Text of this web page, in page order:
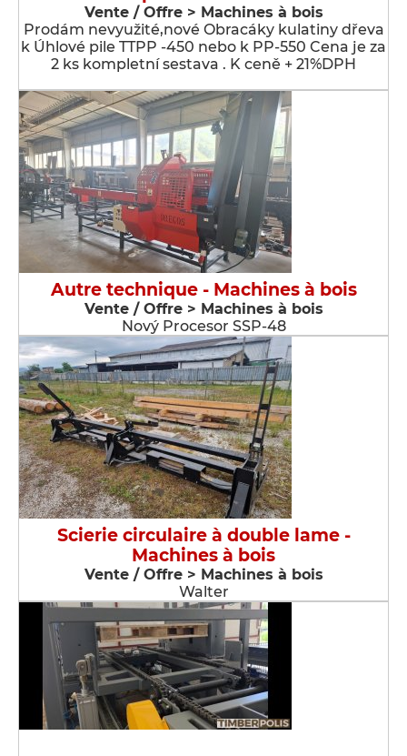
Vente / Offre > Machines à bois
Prodám nevyužité,nové Obracáky kulatiny dřeva
k Úhlové pile TTPP -450 nebo k PP-550 Cena je za
2 ks kompletní sestava . K ceně + 21%DPH
Autre technique - Machines à bois
Vente / Offre > Machines à bois
Nový Procesor SSP-48
Scierie circulaire à double lame -
Machines à bois
Vente / Offre > Machines à bois
Walter